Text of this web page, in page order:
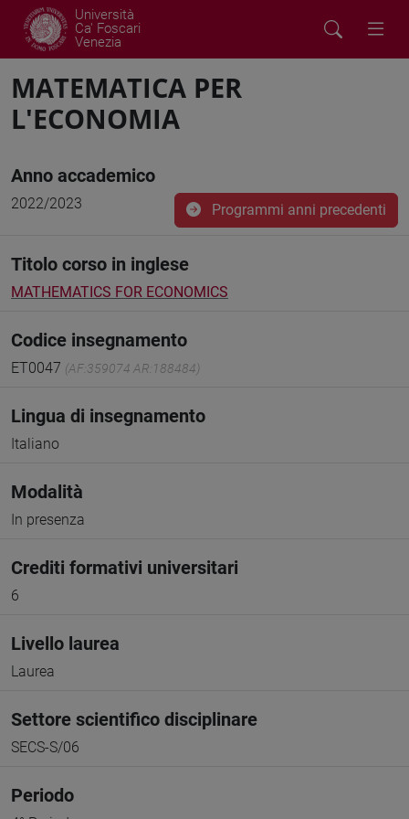
Università
Ca' Foscari
Venezia
MATEMATICA PER
L'ECONOMIA
Anno accademico
2022/2023 Programmi anni precedenti
Titolo corso in inglese
MATHEMATICS FOR ECONOMICS
Codice insegnamento
ET0047 (AF:359074 AR:188484)
Lingua di insegnamento
Italiano
Modalità
In presenza
Crediti formativi universitari
6
Livello laurea
Laurea
Settore scientifico disciplinare
SECS-S/06
Periodo